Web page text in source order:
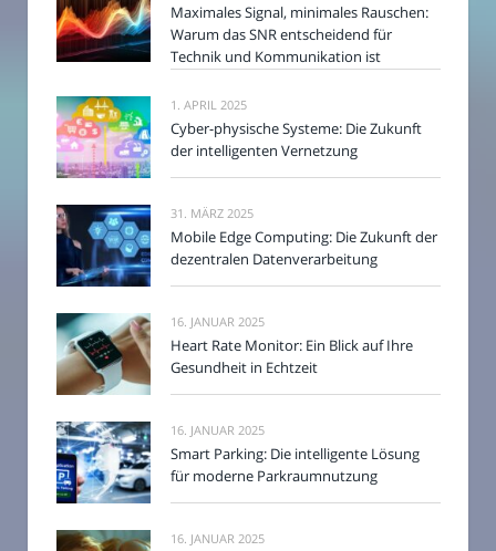
Maximales Signal, minimales Rauschen:
Warum das SNR entscheidend für
Technik und Kommunikation ist
1. APRIL 2025
Cyber-physische Systeme: Die Zukunft
der intelligenten Vernetzung
31. MÄRZ 2025
Mobile Edge Computing: Die Zukunft der
dezentralen Datenverarbeitung
16. JANUAR 2025
Heart Rate Monitor: Ein Blick auf Ihre
Gesundheit in Echtzeit
16. JANUAR 2025
Smart Parking: Die intelligente Lösung
für moderne Parkraumnutzung
16. JANUAR 2025